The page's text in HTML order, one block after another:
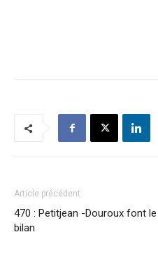
Article précédent
470 : Petitjean -Douroux font le
bilan